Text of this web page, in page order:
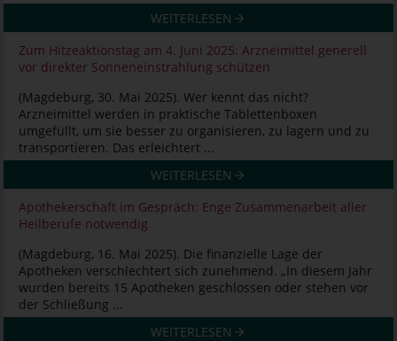
WEITERLESEN
Zum Hitzeaktionstag am 4. Juni 2025: Arzneimittel generell
vor direkter Sonneneinstrahlung schützen
(Magdeburg, 30. Mai 2025). Wer kennt das nicht?
Arzneimittel werden in praktische Tablettenboxen
umgefüllt, um sie besser zu organisieren, zu lagern und zu
transportieren. Das erleichtert ...
WEITERLESEN
Apothekerschaft im Gespräch: Enge Zusammenarbeit aller
Heilberufe notwendig
(Magdeburg, 16. Mai 2025). Die finanzielle Lage der
Apotheken verschlechtert sich zunehmend. „In diesem Jahr
wurden bereits 15 Apotheken geschlossen oder stehen vor
der Schließung ...
WEITERLESEN